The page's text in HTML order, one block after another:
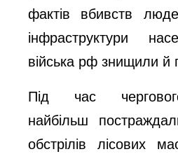
фактів вбивств
інфраструктури
війська рф знищили й
Під час
найбільш
обстрілів лісових